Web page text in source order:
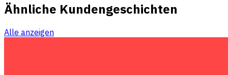
Ähnliche Kundengeschichten
Alle anzeigen